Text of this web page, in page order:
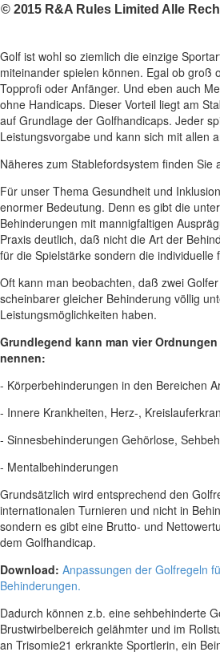
© 2015 R&A Rules Limited Alle
Golf ist wohl so ziemlich die einzige
miteinander spielen können. Egal ob groß
Topprofi oder Anfänger. Und eben auch
ohne Handicaps. Dieser Vorteil liegt am
auf Grundlage der Golfhandicaps. Jeder
Leistungsvorgabe und kann sich mit allen
Näheres zum Stablefordsystem finden Sie
Für unser Thema Gesundheit und
enormer Bedeutung. Denn es gibt die
Behinderungen mit mannigfaltigen
Praxis deutlich, daß nicht die Art der
für die Spielstärke sondern die individuelle
Oft kann man beobachten, daß zwei
scheinbarer gleicher Behinderung völlig
Leistungsmöglichkeiten haben.
Grundlegend kann man vier
nennen:
- Körperbehinderungen in den Bereichen
- Innere Krankheiten, Herz-,
- Sinnesbehinderungen Gehörlose,
- Mentalbehinderungen
Grundsätzlich wird entsprechend den
internationalen Turnieren und nicht in
sondern es gibt eine Brutto- und
dem Golfhandicap.
Download: Anpassungen der Golfregeln
Behinderungen.
Dadurch können z.b. eine sehbehinderte
Brustwirbelbereich gelähmter und im
an Trisomie21 erkrankte Sportlerin, ein